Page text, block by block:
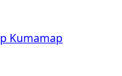
Kumamap